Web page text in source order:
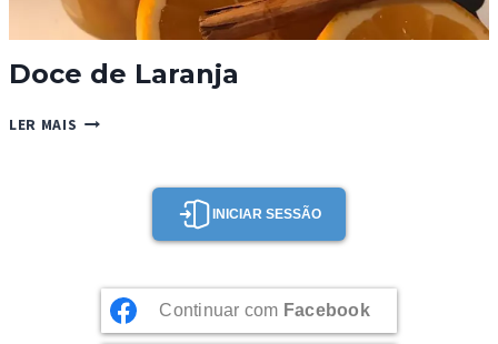
Doce de Laranja
LER MAIS DOCE
INICIAR SESSÃO
Continuar com Facebook